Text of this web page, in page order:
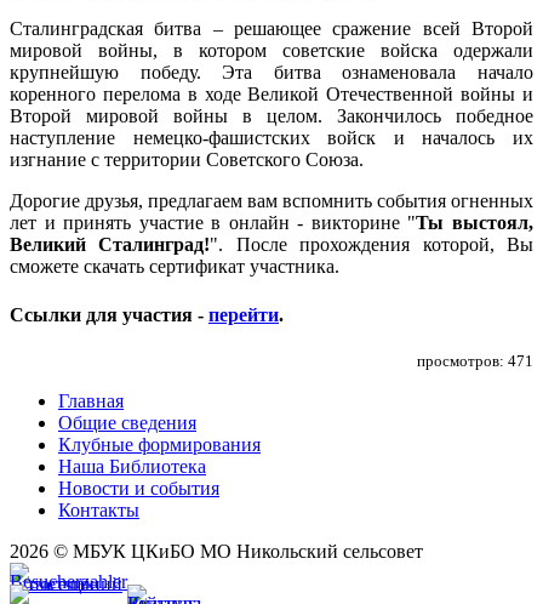
Сталинградская битва – решающее сражение всей Второй
мировой войны, в котором советские войска одержали
крупнейшую победу. Эта битва ознаменовала начало
коренного перелома в ходе Великой Отечественной войны и
Второй мировой войны в целом. Закончилось победное
наступление немецко-фашистских войск и началось их
изгнание с территории Советского Союза.
Дорогие друзья, предлагаем вам вспомнить события огненных
лет и принять участие в онлайн - викторине "Ты выстоял,
Великий Сталинград!". После прохождения которой, Вы
сможете скачать сертификат участника.
Ссылки для участия - перейти.
просмотров: 471
Главная
Общие сведения
Клубные формирования
Наша Библиотека
Новости и события
Контакты
2026 © МБУК ЦКиБО МО Никольский сельсовет